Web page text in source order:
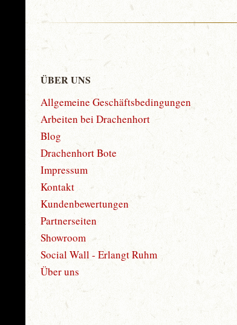
ÜBER UNS
Allgemeine Geschäftsbedingungen
Arbeiten bei Drachenhort
Blog
Drachenhort Bote
Impressum
Kontakt
Kundenbewertungen
Partnerseiten
Showroom
Social Wall - Erlangt Ruhm
Über uns